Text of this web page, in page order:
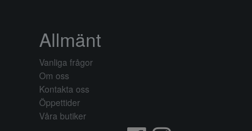
Allmänt
Vanliga frågor
Om oss
Kontakta oss
Öppettider
Våra butiker